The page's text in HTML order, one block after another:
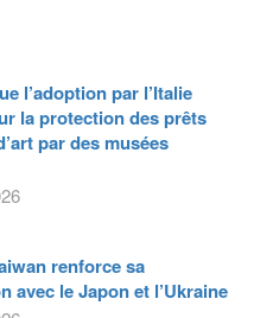
l’adoption par l’Italie
la protection des prêts
par des musées
renforce sa
avec le Japon et l’Ukraine